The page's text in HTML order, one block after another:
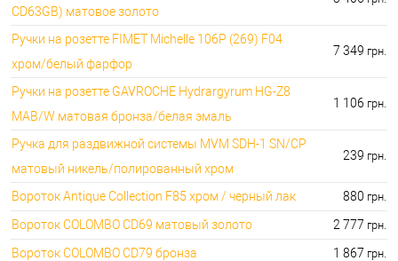
CD63GB) матовое золото
Ручки на розетте FIMET Michelle 106P (269) F04
хром/белый фарфор
7 349 грн.
Ручки на розетте GAVROCHE Hydrargyrum HG-Z8
MAB/W матовая бронза/белая эмаль
1 106 грн.
Ручка для раздвижной системы MVM SDH-1 SN/CP
матовый никель/полированный хром
239 грн.
Вороток Antique Collection F85 хром / черный лак 880 грн.
Вороток COLOMBO CD69 матовый золото 2 777 грн.
Вороток COLOMBO CD79 бронза 1 867 грн.